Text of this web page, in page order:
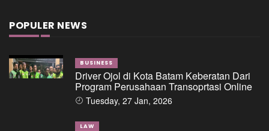
POPULER NEWS
BUSINESS
Driver Ojol di Kota Batam Keberatan Dari
Program Perusahaan Transoprtasi Online
Tuesday, 27 Jan, 2026
LAW